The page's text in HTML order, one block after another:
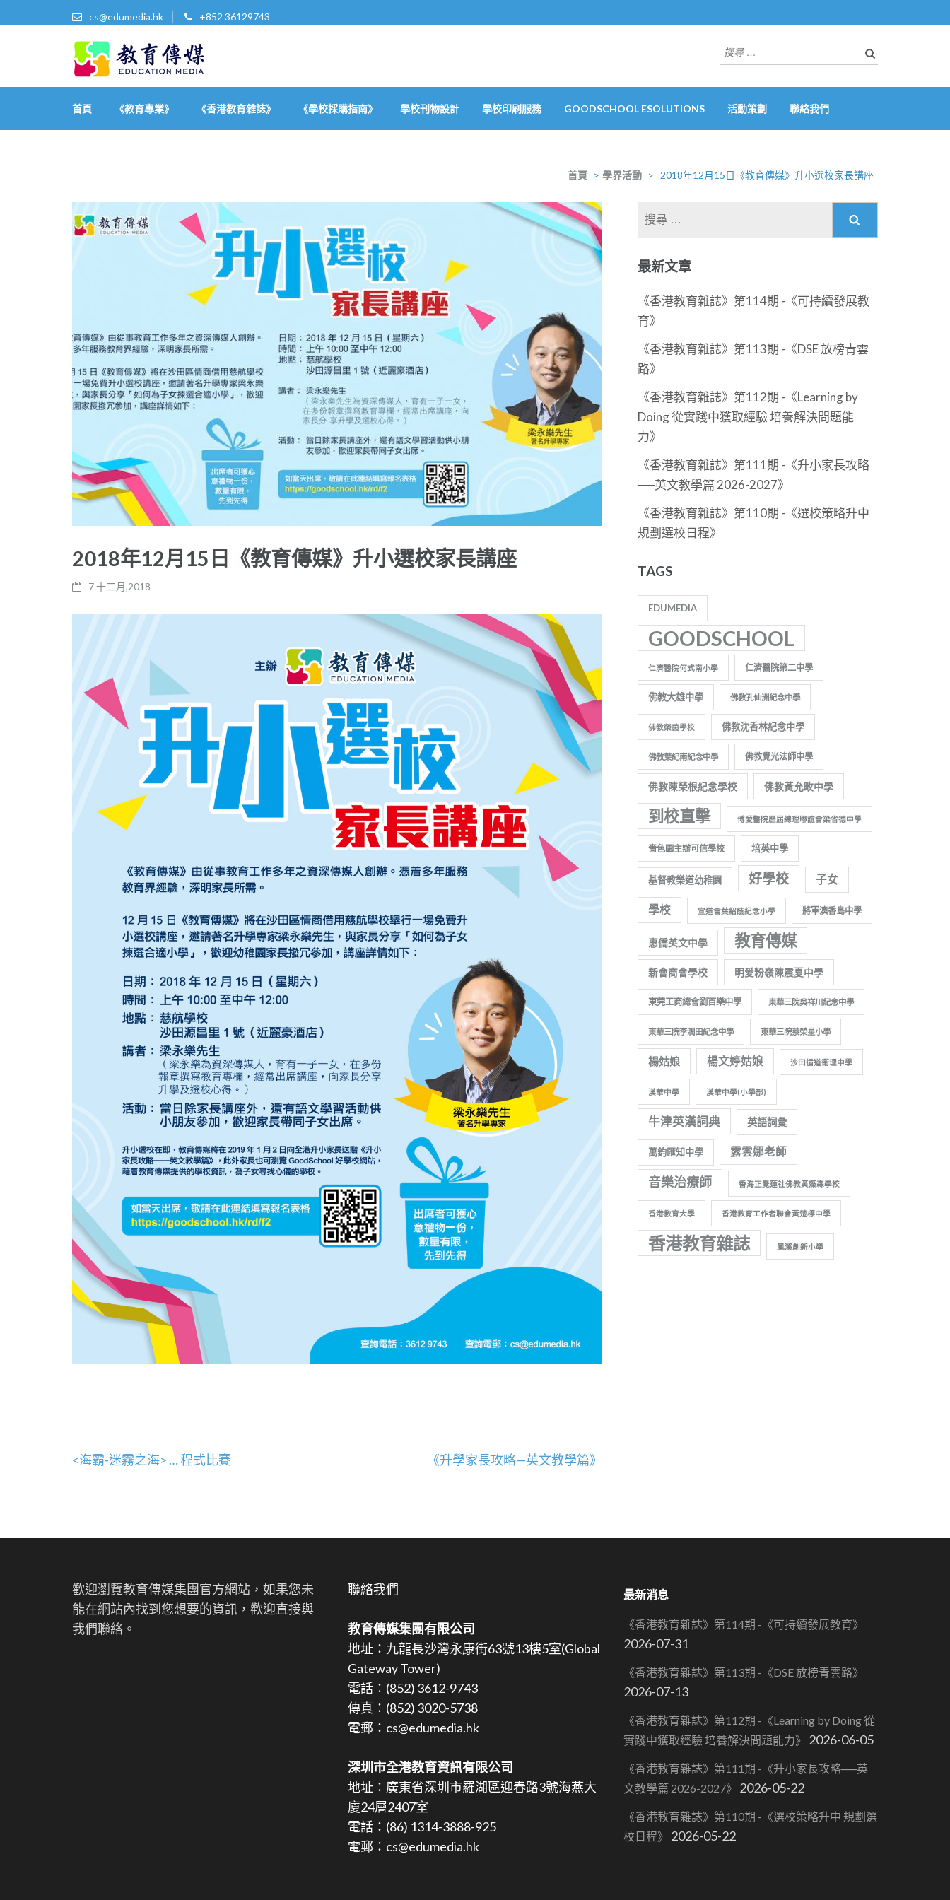
cs@edumedia.hk +852 36129743
教育傳媒集團有限公司
搜
尋
關
於：
首頁 《教育專業》 《香港教育雜誌》 《學校採購指南》 學校刊物設計 學校印刷服務 GOODSCHOOL ESOLUTIONS 活動策劃 聯絡我們
首頁 > 學界活動 > 2018年12月15日《教育傳媒》升小選校家長講座
2018年12月15日《教育傳媒》升小選校家長講座
7 十二月,2018
文
<海霸-迷霧之海> … 程式比賽 《升學家長攻略—英文教學篇》
最新文章
《香港教育雜誌》第114期 -《可持續發展教
育》
《香港教育雜誌》第113期 -《DSE 放榜青雲
路》
《香港教育雜誌》第112期 -《Learning by
Doing 從實踐中獲取經驗 培養解決問題能
力》
《香港教育雜誌》第111期 -《升小家長攻略
──英文教學篇 2026-2027》
《香港教育雜誌》第110期 -《選校策略升中
規劃選校日程》
TAGS
EDUMEDIA
GOODSCHOOL
仁濟醫院何式南小學 仁濟醫院第二中學
佛教大雄中學 佛教孔仙洲紀念中學
佛教榮茵學校 佛教沈香林紀念中學
佛教葉紀南紀念中學 佛教覺光法師中學
佛教陳榮根紀念學校 佛教黃允畋中學
到校直擊 博愛醫院歷屆總理聯誼會梁省德中學
嗇色園主辦可信學校 培英中學
基督教樂道幼稚園 好學校 子女
學校 宣道會葉紹蔭紀念小學 將軍澳香島中學
惠僑英文中學 教育傳媒
新會商會學校 明愛粉嶺陳震夏中學
東莞工商總會劉百樂中學 東華三院吳祥川紀念中學
東華三院李潤田紀念中學 東華三院蔡榮星小學
楊姑娘 楊文婷姑娘 沙田循道衞理中學
漢華中學 漢華中學(小學部)
牛津英漢詞典 英語詞彙
萬鈞匯知中學 露雲娜老師
音樂治療師 香海正覺蓮社佛教黃藻森學校
香港教育大學 香港教育工作者聯會黃楚標中學
香港教育雜誌 鳳溪創新小學
歡迎瀏覽教育傳媒集團官方網站，如果您未
能在網站內找到您想要的資訊，歡迎直接與
我們聯絡。
聯絡我們
教育傳媒集團有限公司
地址：九龍長沙灣永康街63號13樓5室(Global
Gateway Tower)
電話：(852) 3612-9743
傳真：(852) 3020-5738
電郵：cs@edumedia.hk
深圳市全港教育資訊有限公司
地址：廣東省深圳市羅湖區迎春路3號海燕大
廈24層2407室
電話：(86) 1314-3888-925
電郵：cs@edumedia.hk
最新消息
《香港教育雜誌》第114期 -《可持續發展教育》
2026-07-31
《香港教育雜誌》第113期 -《DSE 放榜青雲路》
2026-07-13
《香港教育雜誌》第112期 -《Learning by Doing 從
實踐中獲取經驗 培養解決問題能力》
2026-06-05
《香港教育雜誌》第111期 -《升小家長攻略──英
文教學篇 2026-2027》
2026-05-22
《香港教育雜誌》第110期 -《選校策略升中 規劃選
校日程》
2026-05-22